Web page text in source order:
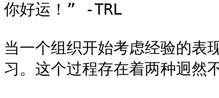
你好运！” -TRL
当一个组织开始考虑经验的表
习。这个过程存在着两种迥然